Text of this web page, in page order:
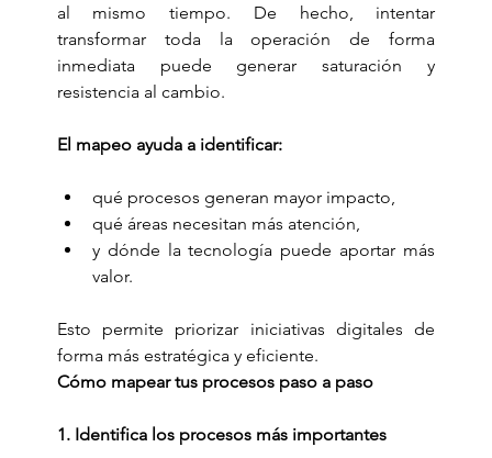
al mismo tiempo. De hecho, intentar
transformar toda la operación de forma
inmediata puede generar saturación y
resistencia al cambio.
El mapeo ayuda a identificar:
qué procesos generan mayor impacto,
qué áreas necesitan más atención,
y dónde la tecnología puede aportar más
valor.
Esto permite priorizar iniciativas digitales de
forma más estratégica y eficiente.
Cómo mapear tus procesos paso a paso
1. Identifica los procesos más importantes